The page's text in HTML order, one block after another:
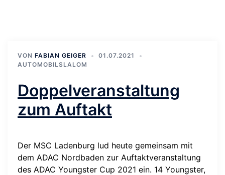
VON FABIAN GEIGER
01.07.2021
AUTOMOBILSLALOM
Doppelveranstaltung
zum Auftakt
Der MSC Ladenburg lud heute gemeinsam mit
dem ADAC Nordbaden zur Auftaktveranstaltung
des ADAC Youngster Cup 2021 ein. 14 Youngster,